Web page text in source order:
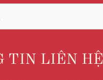
TIN LIÊN HỆ